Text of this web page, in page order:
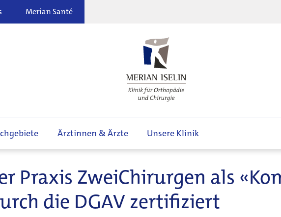
Merian Santé
Ärztinnen & Ärzte Unsere Klinik
Praxis ZweiChirurgen als
die DGAV zertifiziert